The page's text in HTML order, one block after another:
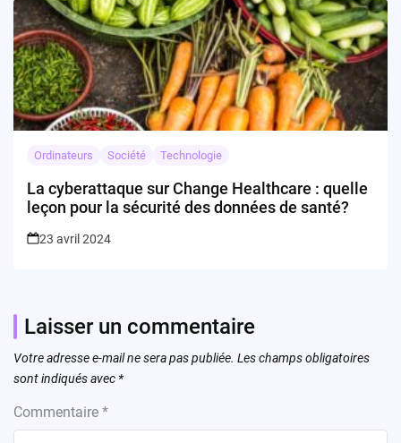
Ordinateurs Société Technologie
La cyberattaque sur Change Healthcare : quelle
leçon pour la sécurité des données de santé?
23 avril 2024
Laisser un commentaire
Votre adresse e-mail ne sera pas publiée. Les champs obligatoires
sont indiqués avec *
Commentaire *